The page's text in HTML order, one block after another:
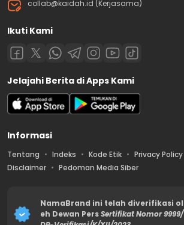
collab@kaidah.id (Kerjasama)
Ikuti Kami
Jelajahi Berita di Apps Kami
Informasi
Tentang Indeks Kode Etik Privacy Policy
Disclaimer
Pedoman Media Siber
NamaBrand ini telah diverifikasi ol
eh Dewan PersSertifikat Nomor 9999/